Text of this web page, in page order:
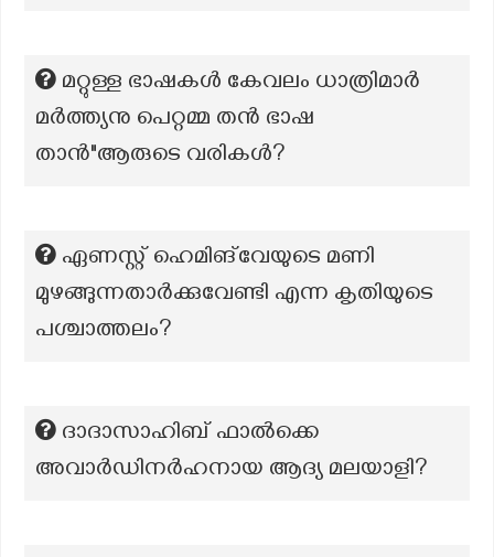
മറ്റുള്ള ഭാഷകൾ കേവലം ധാത്രിമാർ
മർത്ത്യനു പെറ്റമ്മ തൻ ഭാഷ
താൻ"ആരുടെ വരികൾ?
ഏണസ്റ്റ് ഹെമിങ്‌വേയുടെ മണി
മുഴങ്ങുന്നതാർക്കുവേണ്ടി എന്ന കൃതിയുടെ
പശ്ചാത്തലം?
ദാദാസാഹിബ് ഫാൽക്കെ
അവാർഡിനർഹനായ ആദ്യ മലയാളി?